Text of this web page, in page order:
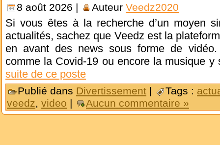
8 août 2026 | Auteur Veedz2020
Si vous êtes à la recherche d’un moyen
actualités, sachez que Veedz est la
en avant des news sous forme de
comme la Covid-19 ou encore la musique
suite de ce poste
Publié dans Divertissement | Tags :
veedz, video | Aucun commentaire »